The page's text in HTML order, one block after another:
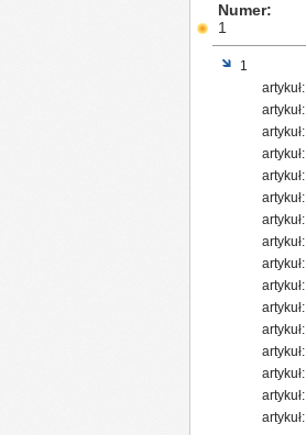
Numer
1
1
artykuł:
artykuł:
artykuł:
artykuł:
artykuł:
artykuł:
artykuł:
artykuł:
artykuł:
artykuł:
artykuł:
artykuł:
artykuł:
artykuł:
artykuł:
artykuł: